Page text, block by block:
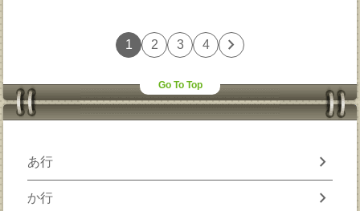
1 2 3 4 chevron_right
Go To Top
あ行 chevron_right
か行 chevron_right